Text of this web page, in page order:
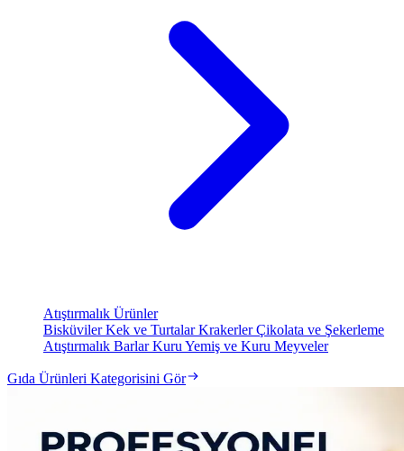
Atıştırmalık Ürünler
BisküvilerKek ve TurtalarKrakerlerÇikolata ve Şekerleme
Atıştırmalık BarlarKuru Yemiş ve Kuru Meyveler
Gıda Ürünleri Kategorisini Gör